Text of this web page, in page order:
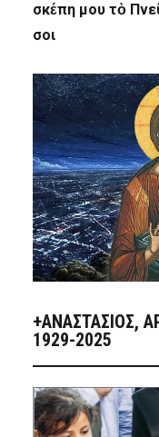
σκέπη μου τὸ
σοι
+ΑΝΑΣΤΆΣΙΟΣ,
1929-2025